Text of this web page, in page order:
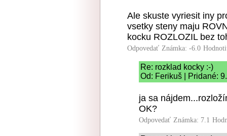
Ale skuste vyriesit iny
vsetky steny maju
kocku ROZLOZIL bez
Odpovedať Známka: -6.0
Re: rozklad kocky :-)
Od: Ferikuš | Pridané:
ja sa
OK?
Odpovedať Známka: 7.1